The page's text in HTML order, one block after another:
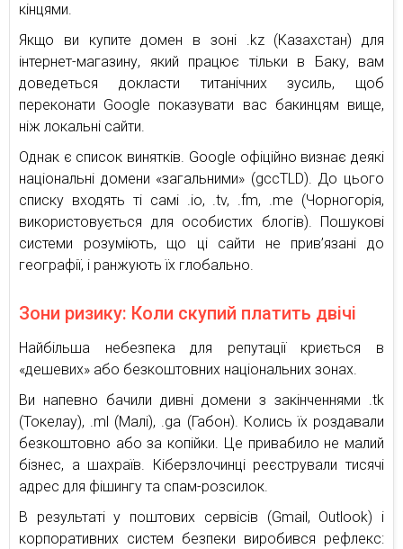
кінцями.
Якщо ви купите домен в зоні .kz (Казахстан) для
інтернет-магазину, який працює тільки в Баку, вам
доведеться докласти титанічних зусиль, щоб
переконати Google показувати вас бакинцям вище,
ніж локальні сайти.
Однак є список винятків. Google офіційно визнає деякі
національні домени «загальними» (gccTLD). До цього
списку входять ті самі .io, .tv, .fm, .me (Чорногорія,
використовується для особистих блогів). Пошукові
системи розуміють, що ці сайти не прив’язані до
географії, і ранжують їх глобально.
Зони ризику: Коли скупий платить двічі
Найбільша небезпека для репутації криється в
«дешевих» або безкоштовних національних зонах.
Ви напевно бачили дивні домени з закінченнями .tk
(Токелау), .ml (Малі), .ga (Габон). Колись їх роздавали
безкоштовно або за копійки. Це привабило не малий
бізнес, а шахраїв. Кіберзлочинці реєстрували тисячі
адрес для фішингу та спам-розсилок.
В результаті у поштових сервісів (Gmail, Outlook) і
корпоративних систем безпеки виробився рефлекс: